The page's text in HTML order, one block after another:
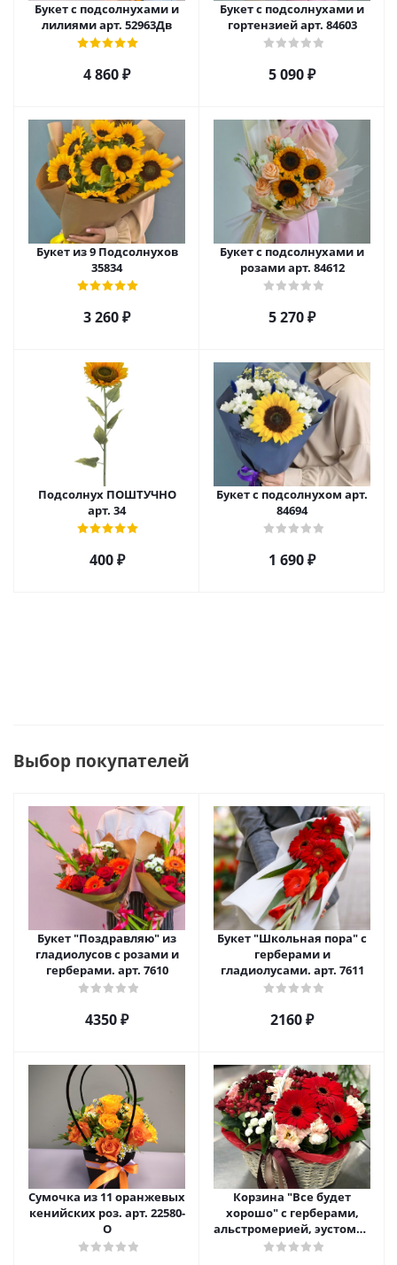
Букет с подсолнухами и
лилиями арт. 52963Дв
4 860₽
Букет с подсолнухами и
гортензией арт. 84603
5 090₽
Букет из 9 Подсолнухов
35834
3 260₽
Букет с подсолнухами и
розами арт. 84612
5 270₽
Подсолнух ПОШТУЧНО
арт. 34
400₽
Букет с подсолнухом арт.
84694
1 690₽
Выбор покупателей
Букет "Поздравляю" из
гладиолусов с розами и
герберами. арт. 7610
4350 ₽
Букет "Школьная пора" с
герберами и
гладиолусами. арт. 7611
2160 ₽
Сумочка из 11 оранжевых
кенийских роз. арт. 22580-
О
Корзина "Все будет
хорошо" с герберами,
альстромерией, эустомой
и хризантемой арт. 22461